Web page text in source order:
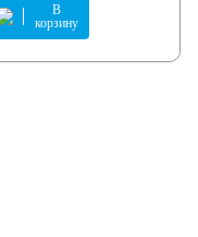
В
корзину